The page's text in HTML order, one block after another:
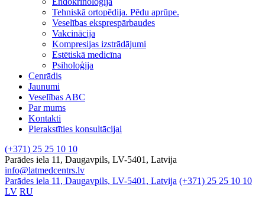
Tehniskā ortopēdija. Pēdu aprūpe.
Veselības eksprespārbaudes
Vakcinācija
Kompresijas izstrādājumi
Estētiskā medicīna
Psiholoģija
Cenrādis
Jaunumi
Veselības ABC
Par mums
Kontakti
Pierakstīties konsultācijai
(+371) 25 25 10 10
Parādes iela 11, Daugavpils, LV-5401, Latvija
info@latmedcentrs.lv
Parādes iela 11, Daugavpils, LV-5401, Latvija (+371) 25 25 10 10
LV RU